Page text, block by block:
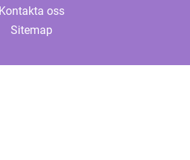
Kontakta oss
Sitemap